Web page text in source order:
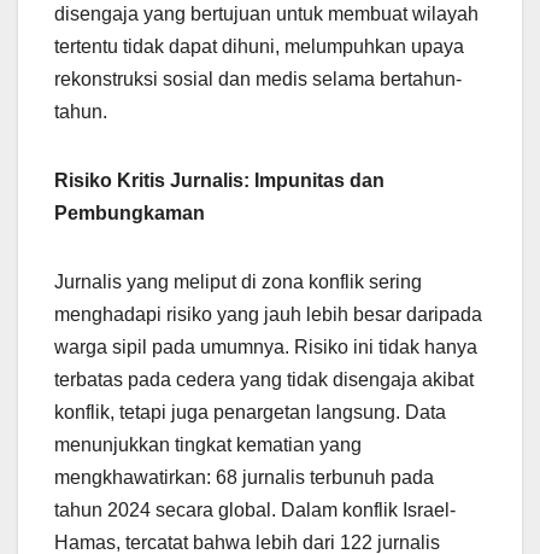
disengaja yang bertujuan untuk membuat wilayah
tertentu tidak dapat dihuni, melumpuhkan upaya
rekonstruksi sosial dan medis selama bertahun-
tahun.
Risiko Kritis Jurnalis: Impunitas dan
Pembungkaman
Jurnalis yang meliput di zona konflik sering
menghadapi risiko yang jauh lebih besar daripada
warga sipil pada umumnya. Risiko ini tidak hanya
terbatas pada cedera yang tidak disengaja akibat
konflik, tetapi juga penargetan langsung. Data
menunjukkan tingkat kematian yang
mengkhawatirkan: 68 jurnalis terbunuh pada
tahun 2024 secara global. Dalam konflik Israel-
Hamas, tercatat bahwa lebih dari 122 jurnalis